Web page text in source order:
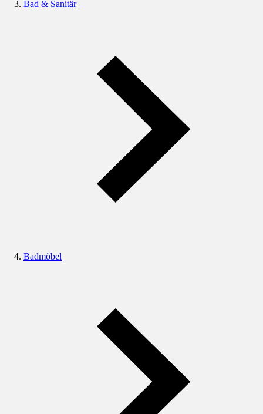
Bad & Sanitär
Badmöbel